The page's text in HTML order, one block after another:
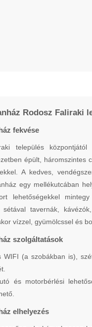
Rodosz Faliraki
fekvése
település
épült, háromszintes
A kedves,
egy mellékutcában
lehetőségekkel
tavernák,
vízzel, gyümölcssel és
szolgáltatások
WIFI (a szobákban is),
és motorbérlési
elhelyezés